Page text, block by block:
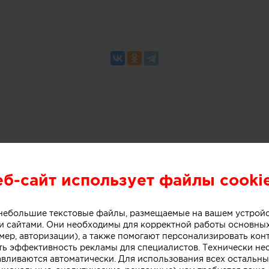
и дизайнеры в
архитектуры EXTERIA
сайт использует файлы
текстовые файлы, размещаемые на вашем
сайтами. Они необходимы для корректной работы
авторизации), а также помогают персонализировать
эффективность рекламы для специалистов. Технически
автоматически. Для использования всех